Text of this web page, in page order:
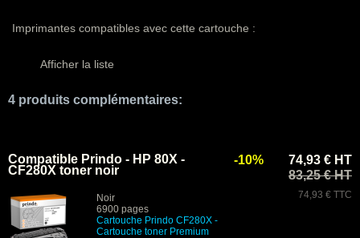
Imprimantes compatibles avec cette cartouche :
Afficher la liste
4 produits complémentaires:
Compatible Prindo - HP 80X -
CF280X toner noir
Noir
6900 pages
Cartouche Prindo CF280X -
Cartouche toner Premium
74,93 € HT
83,25 € HT
74,93 € TTC
-10%